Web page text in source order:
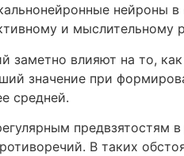
нейроны
и мыслительному
заметно влияют на то,
значение при
средней.
предвзятостям
В таких